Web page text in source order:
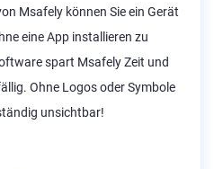
Msafely können Sie ein Gerät
eine App installieren zu
spart Msafely Zeit und
Ohne Logos oder Symbole
unsichtbar!